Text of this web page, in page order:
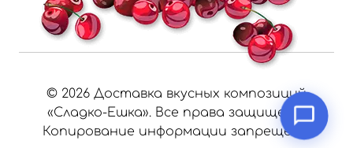
© 2026 Доставка вкусных композиций
«Сладко-Ешка». Все права защищены.
Копирование информации запрещено.